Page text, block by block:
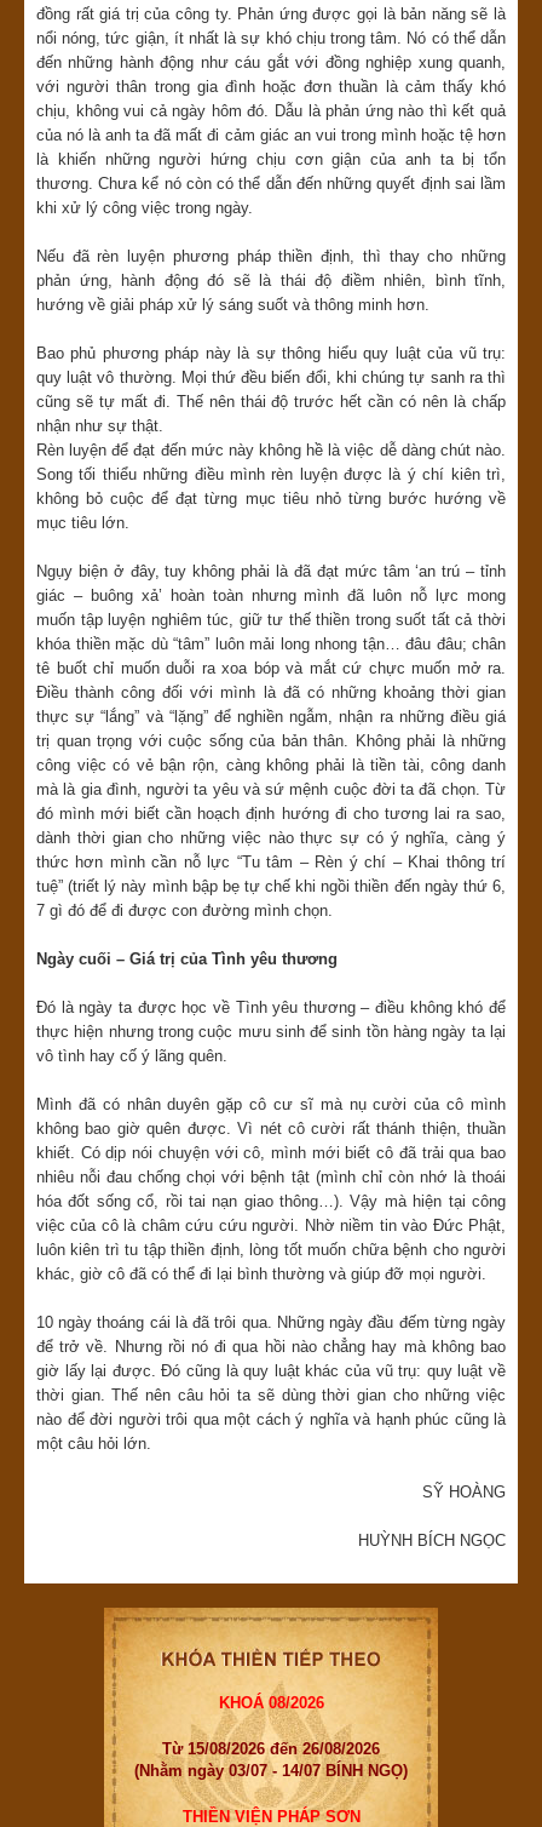
đồng rất giá trị của công ty. Phản ứng được gọi là bản năng sẽ là
nổi nóng, tức giận, ít nhất là sự khó chịu trong tâm. Nó có thể dẫn
đến những hành động như cáu gắt với đồng nghiệp xung quanh,
với người thân trong gia đình hoặc đơn thuần là cảm thấy khó
chịu, không vui cả ngày hôm đó. Dẫu là phản ứng nào thì kết quả
của nó là anh ta đã mất đi cảm giác an vui trong mình hoặc tệ hơn
là khiến những người hứng chịu cơn giận của anh ta bị tổn
thương. Chưa kể nó còn có thể dẫn đến những quyết định sai lầm
khi xử lý công việc trong ngày.
Nếu đã rèn luyện phương pháp thiền định, thì thay cho những
phản ứng, hành động đó sẽ là thái độ điềm nhiên, bình tĩnh,
hướng về giải pháp xử lý sáng suốt và thông minh hơn.
Bao phủ phương pháp này là sự thông hiểu quy luật của vũ trụ:
quy luật vô thường. Mọi thứ đều biến đổi, khi chúng tự sanh ra thì
cũng sẽ tự mất đi. Thế nên thái độ trước hết cần có nên là chấp
nhận như sự thật.
Rèn luyện để đạt đến mức này không hề là việc dễ dàng chút nào.
Song tối thiểu những điều mình rèn luyện được là ý chí kiên trì,
không bỏ cuộc để đạt từng mục tiêu nhỏ từng bước hướng về
mục tiêu lớn.
Ngụy biện ở đây, tuy không phải là đã đạt mức tâm ‘an trú – tỉnh
giác – buông xả’ hoàn toàn nhưng mình đã luôn nỗ lực mong
muốn tập luyện nghiêm túc, giữ tư thế thiền trong suốt tất cả thời
khóa thiền mặc dù “tâm” luôn mải long nhong tận… đâu đâu; chân
tê buốt chỉ muốn duỗi ra xoa bóp và mắt cứ chực muốn mở ra.
Điều thành công đối với mình là đã có những khoảng thời gian
thực sự “lắng” và “lặng” để nghiền ngẫm, nhận ra những điều giá
trị quan trọng với cuộc sống của bản thân. Không phải là những
công việc có vẻ bận rộn, càng không phải là tiền tài, công danh
mà là gia đình, người ta yêu và sứ mệnh cuộc đời ta đã chọn. Từ
đó mình mới biết cần hoạch định hướng đi cho tương lai ra sao,
dành thời gian cho những việc nào thực sự có ý nghĩa, càng ý
thức hơn mình cần nỗ lực “Tu tâm – Rèn ý chí – Khai thông trí
tuệ” (triết lý này mình bập bẹ tự chế khi ngồi thiền đến ngày thứ 6,
7 gì đó để đi được con đường mình chọn.
Ngày cuối – Giá trị của Tình yêu thương
Đó là ngày ta được học về Tình yêu thương – điều không khó để
thực hiện nhưng trong cuộc mưu sinh để sinh tồn hàng ngày ta lại
vô tình hay cố ý lãng quên.
Mình đã có nhân duyên gặp cô cư sĩ mà nụ cười của cô mình
không bao giờ quên được. Vì nét cô cười rất thánh thiện, thuần
khiết. Có dịp nói chuyện với cô, mình mới biết cô đã trải qua bao
nhiêu nỗi đau chống chọi với bệnh tật (mình chỉ còn nhớ là thoái
hóa đốt sống cổ, rồi tai nạn giao thông…). Vậy mà hiện tại công
việc của cô là châm cứu cứu người. Nhờ niềm tin vào Đức Phật,
luôn kiên trì tu tập thiền định, lòng tốt muốn chữa bệnh cho người
khác, giờ cô đã có thể đi lại bình thường và giúp đỡ mọi người.
10 ngày thoáng cái là đã trôi qua. Những ngày đầu đếm từng ngày
để trở về. Nhưng rồi nó đi qua hồi nào chẳng hay mà không bao
giờ lấy lại được. Đó cũng là quy luật khác của vũ trụ: quy luật về
thời gian. Thế nên câu hỏi ta sẽ dùng thời gian cho những việc
nào để đời người trôi qua một cách ý nghĩa và hạnh phúc cũng là
một câu hỏi lớn.
SỸ HOÀNG
HUỲNH BÍCH NGỌC
KHOÁ 08/2026
Từ 15/08/2026 đến 26/08/2026
(Nhằm ngày 03/07 - 14/07 BÍNH NGỌ)
THIỀN VIỆN PHÁP SƠN